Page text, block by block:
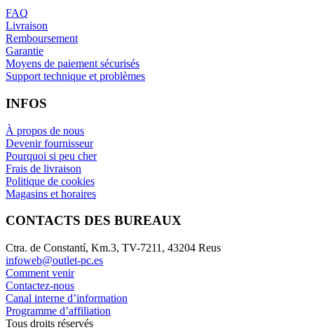
FAQ
Livraison
Remboursement
Garantie
Moyens de paiement sécurisés
Support technique et problèmes
INFOS
À propos de nous
Devenir fournisseur
Pourquoi si peu cher
Frais de livraison
Politique de cookies
Magasins et horaires
CONTACTS DES BUREAUX
Ctra. de Constantí, Km.3, TV-7211, 43204 Reus
infoweb@outlet-pc.es
Comment venir
Contactez-nous
Canal interne d’information
Programme d’affiliation
Tous droits réservés